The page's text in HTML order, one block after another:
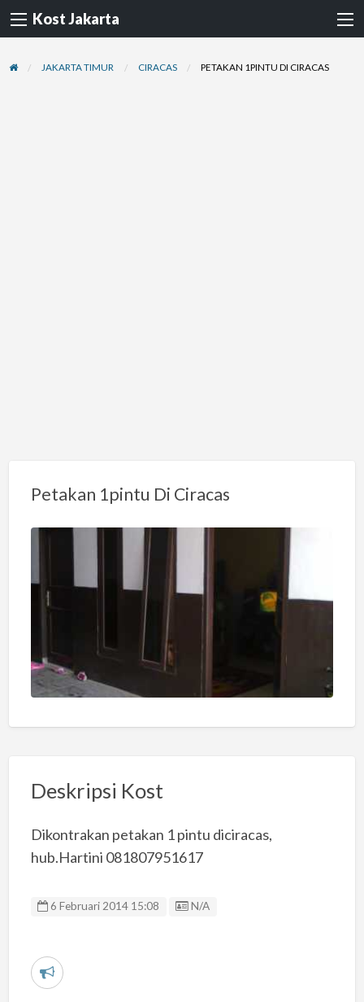
Kost Jakarta
JAKARTA TIMUR CIRACAS PETAKAN 1PINTU DI CIRACAS
Petakan 1pintu Di Ciracas
Deskripsi Kost
Dikontrakan petakan 1 pintu diciracas,
hub.Hartini 081807951617
6 Februari 2014 15:08 Listing ID
N/A
L